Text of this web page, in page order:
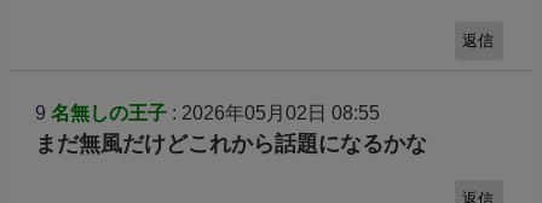
返信
9 名無しの王子: 2026年05月02日 08:55
まだ無風だけどこれから話題になるかな
返信